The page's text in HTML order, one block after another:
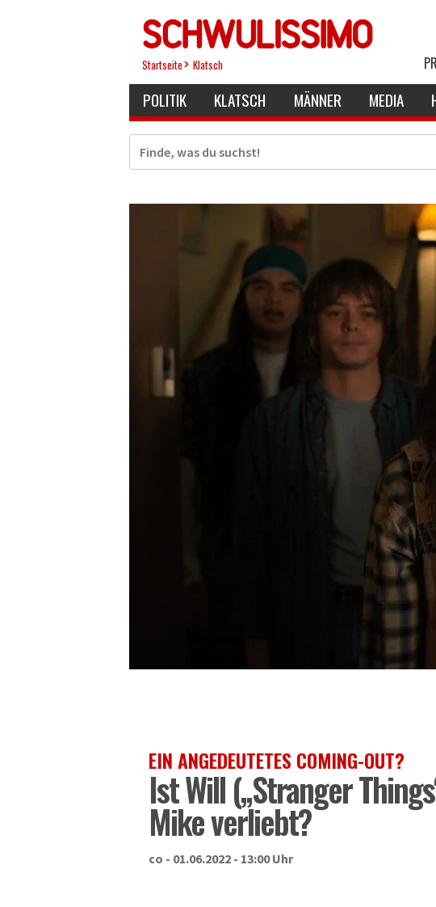
Startseite Klatsch
POLITIK KLATSCH MÄNNER MEDIA
Suche
EIN ANGEDEUTETES COMING-OUT?
Ist Will („Stranger
Mike verliebt?
co - 01.06.2022 - 13:00 Uhr